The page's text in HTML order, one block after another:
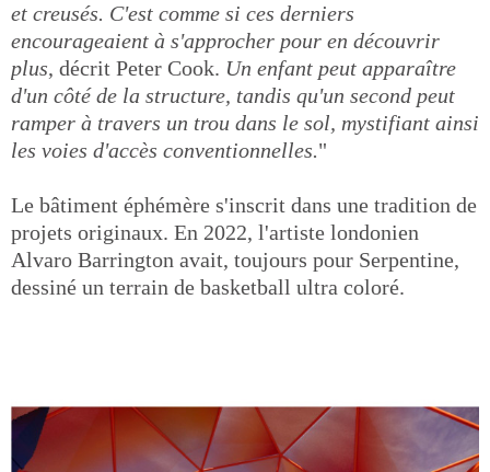
et creusés. C'est comme si ces derniers
encourageaient à s'approcher pour en découvrir
plus, décrit Peter Cook. Un enfant peut apparaître
d'un côté de la structure, tandis qu'un second peut
ramper à travers un trou dans le sol, mystifiant ainsi
les voies d'accès conventionnelles."
Le bâtiment éphémère s'inscrit dans une tradition de
projets originaux. En 2022, l'artiste londonien
Alvaro Barrington avait, toujours pour Serpentine,
dessiné un terrain de basketball ultra coloré.